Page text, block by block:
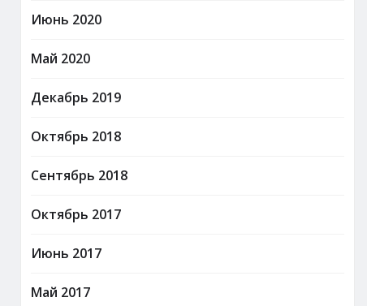
Июнь 2020
Май 2020
Декабрь 2019
Октябрь 2018
Сентябрь 2018
Октябрь 2017
Июнь 2017
Май 2017